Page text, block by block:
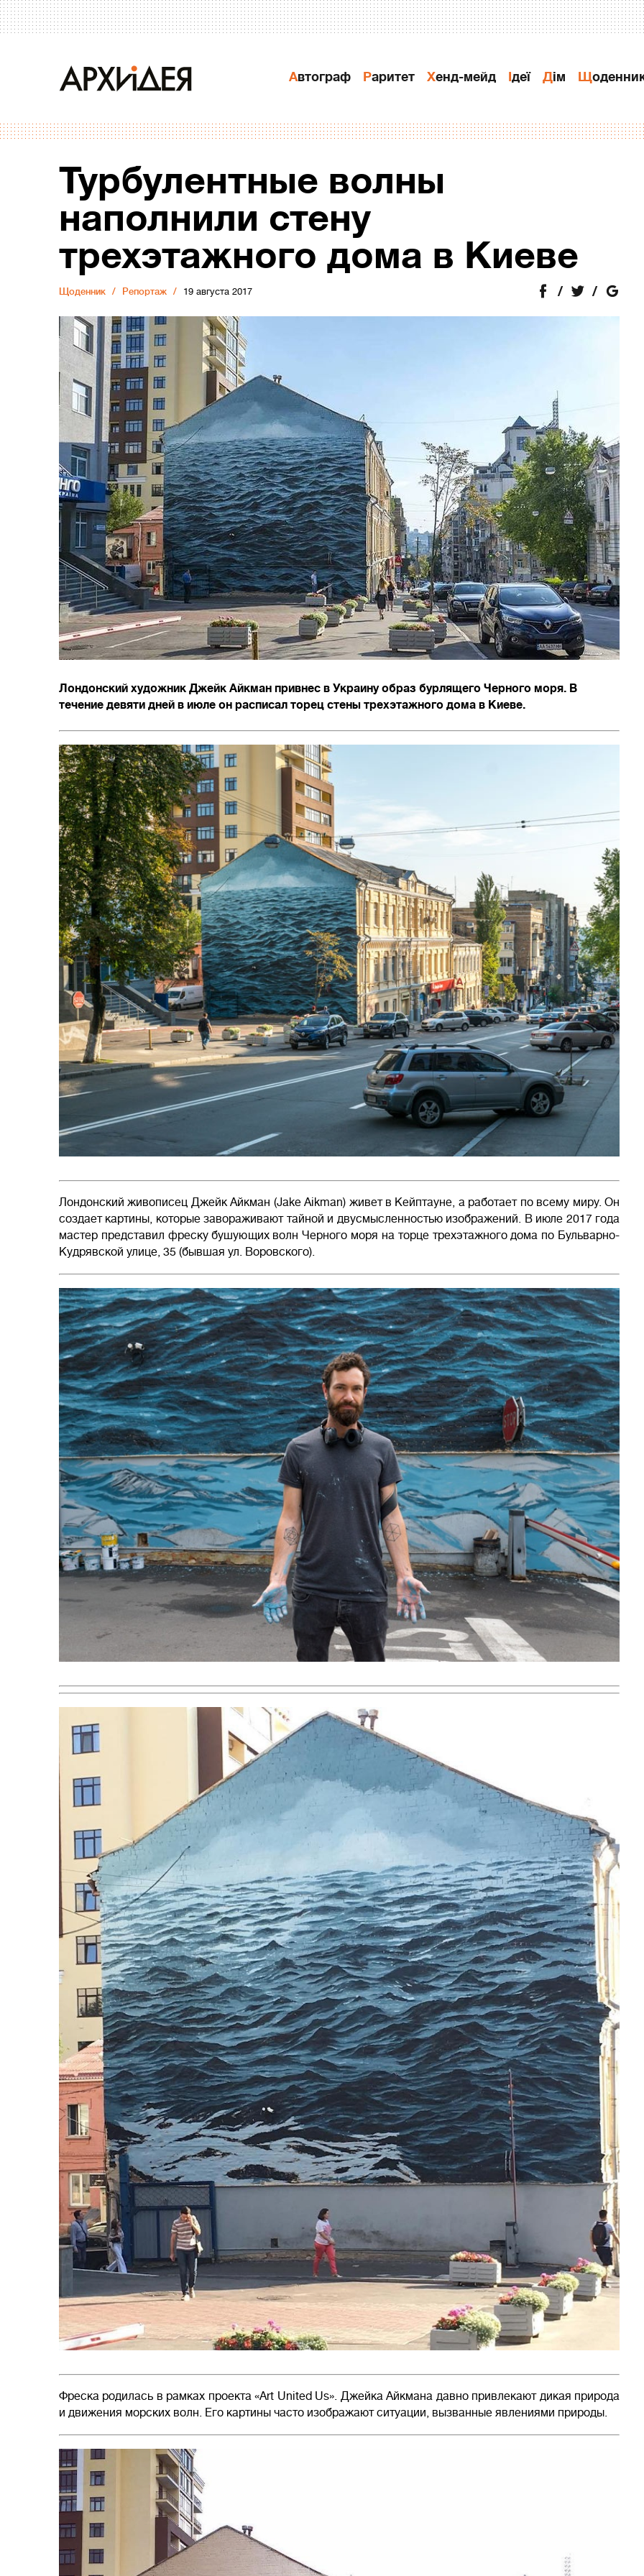
Автограф Раритет Хенд-мейд Ідеї Дiм
Турбулентные волны
наполнили стену
трехэтажного дома в Киеве
Щоденник Репортаж 19 августа 2017
Лондонский художник Джейк Айкман привнес в Украину образ бурлящего Черного моря. В
течение девяти дней в июле он расписал торец стены трехэтажного дома в Киеве.
Лондонский живописец Джейк Айкман (Jake Aikman) живет в Кейптауне, а работает по всему миру. Он
создает картины, которые завораживают тайной и двусмысленностью изображений. В июле 2017 года
мастер представил фреску бушующих волн Черного моря на торце трехэтажного дома по Бульварно-
Кудрявской улице, 35 (бывшая ул. Воровского).
Фреска родилась в рамках проекта «Art United Us». Джейка Айкмана давно привлекают дикая природа
и движения морских волн. Его картины часто изображают ситуации, вызванные явлениями природы.